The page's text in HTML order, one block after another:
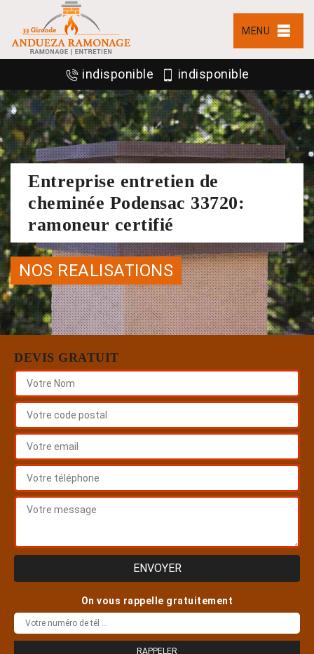
MENU
indisponible indisponible
Entreprise entretien de
cheminée Podensac 33720:
ramoneur certifié
NOS REALISATIONS
DEVIS GRATUIT
On vous rappelle gratuitement